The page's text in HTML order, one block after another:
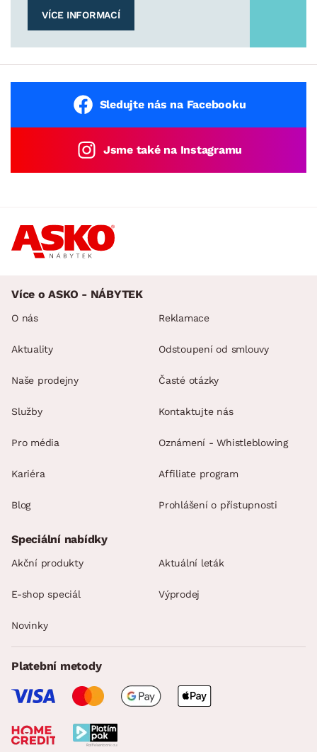
VÍCE INFORMACÍ
Sledujte nás na Facebooku
Jsme také na Instagramu
Více o ASKO - NÁBYTEK
O nás
Aktuality
Naše prodejny
Služby
Pro média
Kariéra
Blog
Reklamace
Odstoupení od smlouvy
Časté otázky
Kontaktujte nás
Oznámení - Whistleblowing
Affiliate program
Prohlášení o přístupnosti
Speciální nabídky
Akční produkty Aktuální leták
E-shop speciál Výprodej
Novinky
Platební metody